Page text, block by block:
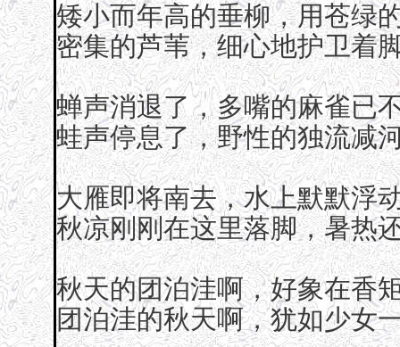
矮小而年高的垂柳，用苍绿
密集的芦苇，细心地护卫着
蝉声消退了，多嘴的麻雀已
蛙声停息了，野性的独流减
大雁即将南去，水上默默浮
秋凉刚刚在这里落脚，暑热
秋天的团泊洼啊，好象在香
团泊洼的秋天啊，犹如少女